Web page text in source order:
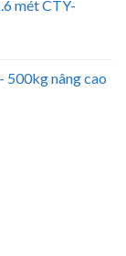
mét CTY-
500kg nâng cao